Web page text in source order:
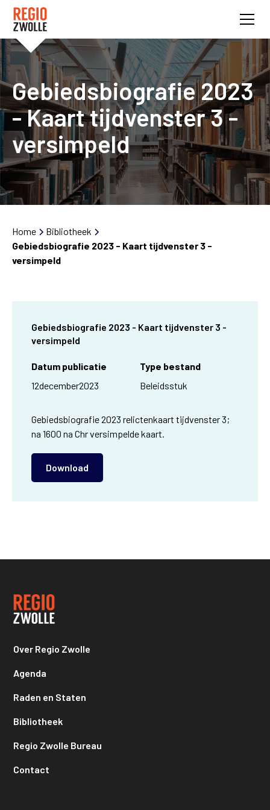
Gebiedsbiografie 2023
- Kaart tijdvenster 3 -
versimpeld
Home
Bibliotheek
Gebiedsbiografie 2023 - Kaart tijdvenster 3 -
versimpeld
Gebiedsbiografie 2023 - Kaart tijdvenster 3 -
versimpeld
Datum publicatie
12december2023
Type bestand
Beleidsstuk
Gebiedsbiografie 2023 relictenkaart tijdvenster 3;
na 1600 na Chr versimpelde kaart.
Download
Over Regio Zwolle
Agenda
Raden en Staten
Bibliotheek
Regio Zwolle Bureau
Contact